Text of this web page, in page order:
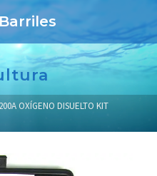
OXÍGENO DISUELTO KIT